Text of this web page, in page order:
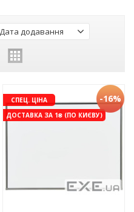
Дата додавання
СПЕЦ. ЦІНА
ДОСТАВКА ЗА 1₴ (ПО КИЄВУ)
-16%